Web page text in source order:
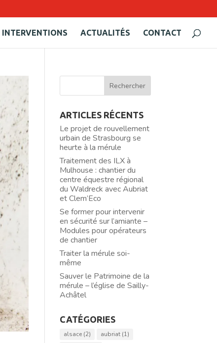
INTERVENTIONS ACTUALITÉS CONTACT
ARTICLES RÉCENTS
Le projet de rouvellement
urbain de Strasbourg se
heurte à la mérule
Traitement des ILX à
Mulhouse : chantier du
centre équestre régional
du Waldreck avec Aubriat
et Clem’Eco
Se former pour intervenir
en sécurité sur l’amiante –
Modules pour opérateurs
de chantier
Traiter la mérule soi-
même
Sauver le Patrimoine de la
mérule – l’église de Sailly-
Achâtel
CATÉGORIES
alsace(2) aubriat(1)